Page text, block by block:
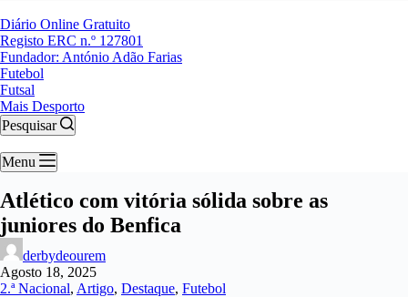
Diário Online Gratuito
Registo ERC n.º 127801
Fundador: António Adão Farias
Futebol
Futsal
Mais Desporto
Pesquisar
Menu
Atlético com vitória sólida sobre as
juniores do Benfica
derbydeourem
Agosto 18, 2025
2.ª Nacional, Artigo, Destaque, Futebol